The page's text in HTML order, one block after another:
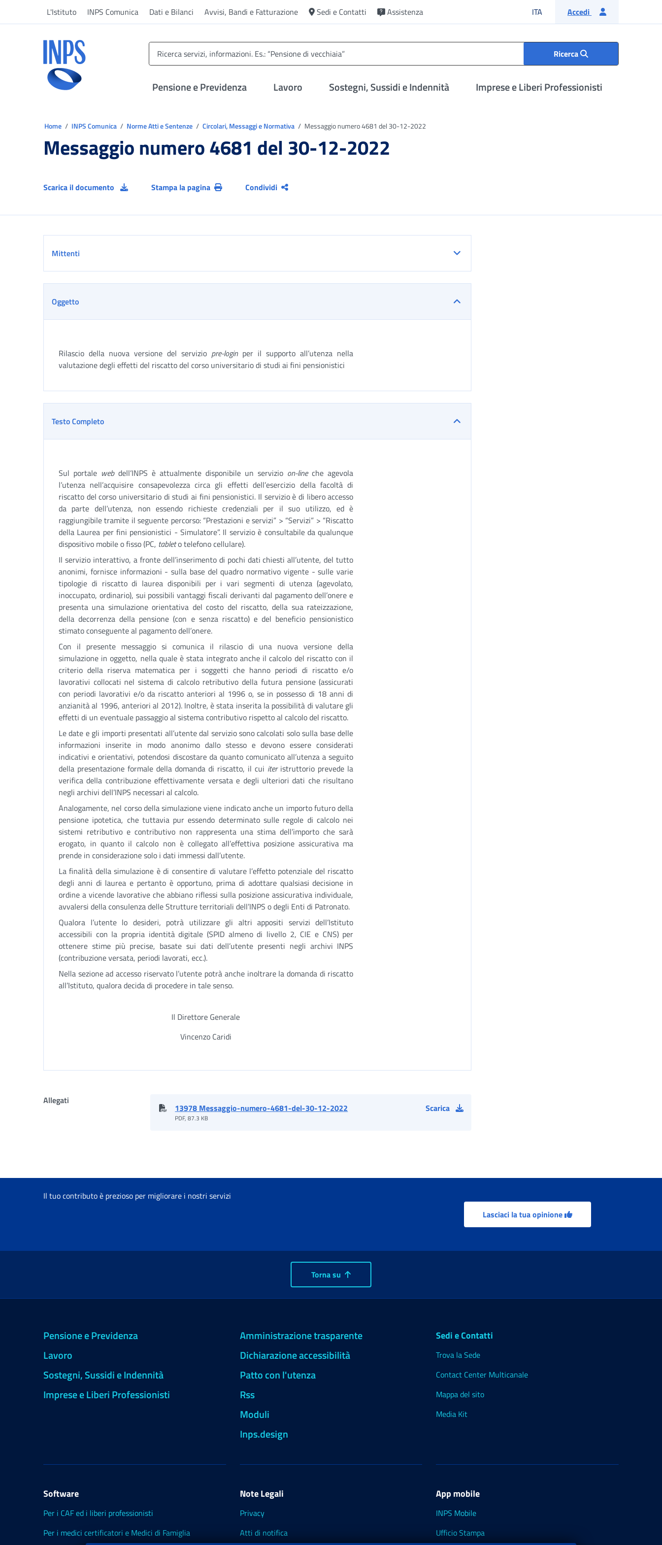
L'Istituto INPS Comunica Dati e Bilanci Avvisi, Bandi e Fatturazione Sedi e Contatti Assistenza ITA Lingua italiana
Accedi
Ricerca
Pensione e Previdenza Lavoro Sostegni, Sussidi e Indennità Imprese e Liberi Professionisti
Home INPS Comunica Norme Atti e Sentenze Circolari, Messaggi e Normativa Messaggio numero 4681 del 30-12-2022
Messaggio numero 4681 del 30-12-2022
Scarica il documento Stampa la pagina Condividi
Mittenti
Oggetto
Rilascio della nuova versione del servizio pre-loginper il supporto all’utenza nella
valutazione degli effetti del riscatto del corso universitario di studi ai fini pensionistici
Testo Completo
Sul portale webdell’INPS è attualmente disponibile un servizio on-lineche agevola
l’utenza nell’acquisire consapevolezza circa gli effetti dell’esercizio della facoltà di
riscatto del corso universitario di studi ai fini pensionistici. Il servizio è di libero accesso
da parte dell’utenza, non essendo richieste credenziali per il suo utilizzo, ed è
raggiungibile tramite il seguente percorso: “Prestazioni e servizi” > “Servizi” > “Riscatto
della Laurea per fini pensionistici - Simulatore”. Il servizio è consultabile da qualunque
dispositivo mobile o fisso (PC, tableto telefono cellulare).
Il servizio interattivo, a fronte dell’inserimento di pochi dati chiesti all’utente, del tutto
anonimi, fornisce informazioni - sulla base del quadro normativo vigente - sulle varie
tipologie di riscatto di laurea disponibili per i vari segmenti di utenza (agevolato,
inoccupato, ordinario), sui possibili vantaggi fiscali derivanti dal pagamento dell’onere e
presenta una simulazione orientativa del costo del riscatto, della sua rateizzazione,
della decorrenza della pensione (con e senza riscatto) e del beneficio pensionistico
stimato conseguente al pagamento dell’onere.
Con il presente messaggio si comunica il rilascio di una nuova versione della
simulazione in oggetto, nella quale è stata integrato anche il calcolo del riscatto con il
criterio della riserva matematica per i soggetti che hanno periodi di riscatto e/o
lavorativi collocati nel sistema di calcolo retributivo della futura pensione (assicurati
con periodi lavorativi e/o da riscatto anteriori al 1996 o, se in possesso di 18 anni di
anzianità al 1996, anteriori al 2012). Inoltre, è stata inserita la possibilità di valutare gli
effetti di un eventuale passaggio al sistema contributivo rispetto al calcolo del riscatto.
Le date e gli importi presentati all’utente dal servizio sono calcolati solo sulla base delle
informazioni inserite in modo anonimo dallo stesso e devono essere considerati
indicativi e orientativi, potendosi discostare da quanto comunicato all’utenza a seguito
della presentazione formale della domanda di riscatto, il cui iteristruttorio prevede la
verifica della contribuzione effettivamente versata e degli ulteriori dati che risultano
negli archivi dell’INPS necessari al calcolo.
Analogamente, nel corso della simulazione viene indicato anche un importo futuro della
pensione ipotetica, che tuttavia pur essendo determinato sulle regole di calcolo nei
sistemi retributivo e contributivo non rappresenta una stima dell’importo che sarà
erogato, in quanto il calcolo non è collegato all’effettiva posizione assicurativa ma
prende in considerazione solo i dati immessi dall’utente.
La finalità della simulazione è di consentire di valutare l’effetto potenziale del riscatto
degli anni di laurea e pertanto è opportuno, prima di adottare qualsiasi decisione in
ordine a vicende lavorative che abbiano riflessi sulla posizione assicurativa individuale,
avvalersi della consulenza delle Strutture territoriali dell’INPS o degli Enti di Patronato.
Qualora l’utente lo desideri, potrà utilizzare gli altri appositi servizi dell’Istituto
accessibili con la propria identità digitale (SPID almeno di livello 2, CIE e CNS) per
ottenere stime più precise, basate sui dati dell’utente presenti negli archivi INPS
(contribuzione versata, periodi lavorati, ecc.).
Nella sezione ad accesso riservato l’utente potrà anche inoltrare la domanda di riscatto
all’Istituto, qualora decida di procedere in tale senso.
Il Direttore Generale
Vincenzo Caridi
Allegati
13978 Messaggio-numero-4681-del-30-12-2022
PDF, 87.3 KB
Scarica
Il tuo contributo è prezioso per migliorare i nostri servizi
Lasciaci la tua opinione
Torna su
Pensione e Previdenza
Lavoro
Sostegni, Sussidi e Indennità
Imprese e Liberi Professionisti
Amministrazione trasparente
Dichiarazione accessibilità
Patto con l'utenza
Rss
Moduli
Inps.design
Sedi e Contatti
Trova la Sede
Contact Center Multicanale
Mappa del sito
Media Kit
Software
Per i CAF ed i liberi professionisti
Per i medici certificatori e Medici di Famiglia
Note Legali
Privacy
Atti di notifica
App mobile
INPS Mobile
Ufficio Stampa